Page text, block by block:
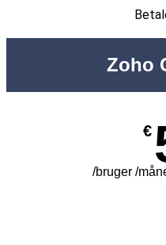
Zoho
€
/bruger /